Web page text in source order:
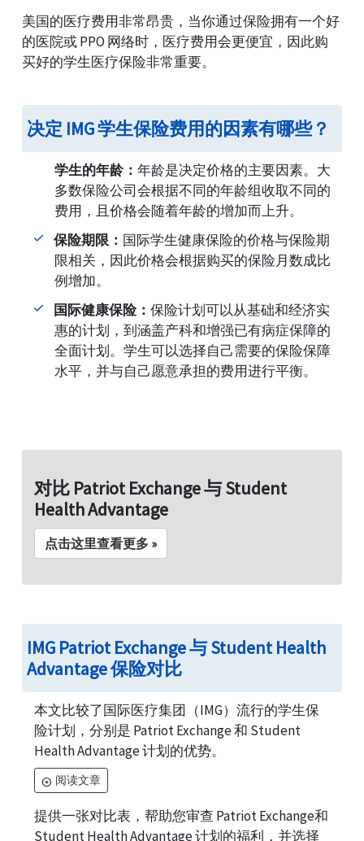
美国的医疗费用非常昂贵，当你通过保险拥有一个好
的医院或 PPO 网络时，医疗费用会更便宜，因此购
买好的学生医疗保险非常重要。
决定 IMG 学生保险费用的因素有哪些？
学生的年龄：年龄是决定价格的主要因素。大
多数保险公司会根据不同的年龄组收取不同的
费用，且价格会随着年龄的增加而上升。
保险期限： 国际学生健康保险的价格与保险期
限相关，因此价格会根据购买的保险月数成比
例增加。
国际健康保险：保险计划可以从基础和经济实
惠的计划，到涵盖产科和增强已有病症保障的
全面计划。学生可以选择自己需要的保险保障
水平，并与自己愿意承担的费用进行平衡。
对比 Patriot Exchange 与 Student
Health Advantage
点击这里查看更多 »
IMG Patriot Exchange 与 Student Health
Advantage 保险对比
本文比较了国际医疗集团（IMG）流行的学生保
险计划，分别是 Patriot Exchange 和 Student
Health Advantage 计划的优势。
arrow_circle_right 阅读文章
提供一张对比表，帮助您审查 Patriot Exchange和
Student Health Advantage 计划的福利，并选择